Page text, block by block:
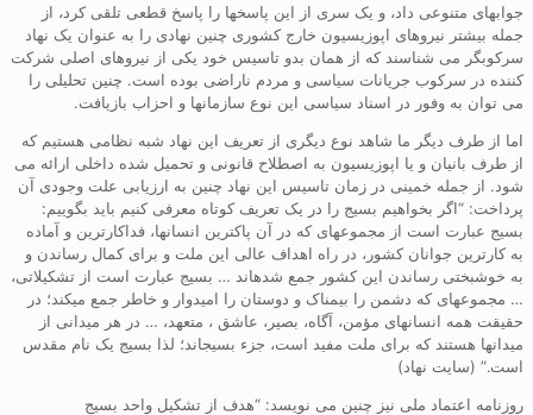
جوابهای متنوعی داد، و یک سری از این پاسخها را پاسخ قطعی تلقی کرد، از
جمله بیشتر نیروهای اپوزیسیون خارج کشوری چنین نهادی را به عنوان یک نهاد
سرکوبگر می شناسند که از همان بدو تاسیس خود یکی از نیروهای اصلی شرکت
کننده در سرکوب جریانات سیاسی و مردم ناراضی بوده است. چنین تحلیلی را
می توان به وفور در اسناد سیاسی این نوع سازمانها و احزاب بازیافت.
اما از طرف دیگر ما شاهد نوع دیگری از تعریف این نهاد شبه نظامی هستیم که
از طرف بانیان و یا اپوزیسیون به اصطلاح قانونی و تحمیل شده داخلی ارائه می
شود. از جمله خمینی در زمان تاسیس این نهاد چنین به ارزیابی علت وجودی آن
پرداخت: “اگر بخواهیم بسیج را در یک تعریف کوتاه معرفی کنیم باید بگوییم:
بسیج عبارت است از مجموعهای که در آن پاکترین انسانها، فداکارترین و آماده
به کارترین جوانان کشور، در راه اهداف عالی این ملت و برای کمال رساندن و
به خوشبختی رساندن این کشور جمع شدهاند … بسیج عبارت است از تشکیلاتی،
… مجموعهای که دشمن را بیمناک و دوستان را امیدوار و خاطر جمع میکند؛ در
حقیقت همه انسانهای مؤمن، آگاه، بصیر، عاشق ، متعهد، … در هر میدانی از
میدانها هستند که برای ملت مفید است، جزء بسیجاند؛ لذا بسیج یک نام مقدس
است.” (سایت نهاد)
روزنامه اعتماد ملی نیز چنین می نویسد: “هدف از تشکیل واحد بسیج